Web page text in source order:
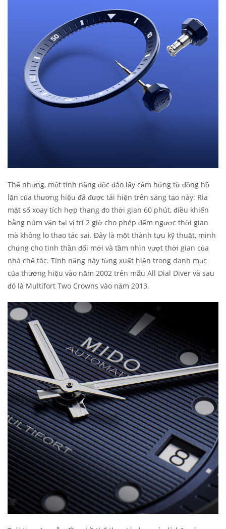
Thế nhưng, một tính năng độc đáo lấy cảm hứng từ đồng hồ
lặn của thương hiệu đã được tái hiện trên sáng tạo này: Rìa
mặt số xoay tích hợp thang đo thời gian 60 phút, điều khiển
bằng núm vặn tại vị trí 2 giờ cho phép đếm ngược thời gian
mà không lo thao tác sai. Đây là một thành tựu kỹ thuật, minh
chứng cho tinh thần đổi mới và tầm nhìn vượt thời gian của
nhà chế tác. Tính năng này từng xuất hiện trong danh mục
của thương hiệu vào năm 2002 trên mẫu All Dial Diver và sau
đó là Multifort Two Crowns vào năm 2013.